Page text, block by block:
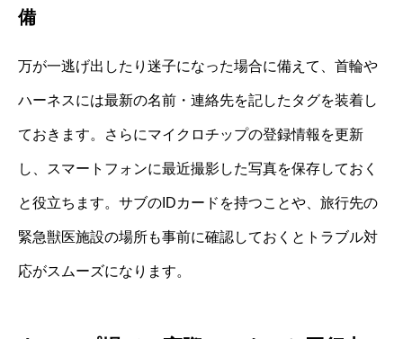
備
万が一逃げ出したり迷子になった場合に備えて、首輪や
ハーネスには最新の名前・連絡先を記したタグを装着し
ておきます。さらにマイクロチップの登録情報を更新
し、スマートフォンに最近撮影した写真を保存しておく
と役立ちます。サブのIDカードを持つことや、旅行先の
緊急獣医施設の場所も事前に確認しておくとトラブル対
応がスムーズになります。